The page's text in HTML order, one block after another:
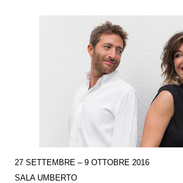
27 SETTEMBRE – 9 OTTOBRE 2016
SALA UMBERTO